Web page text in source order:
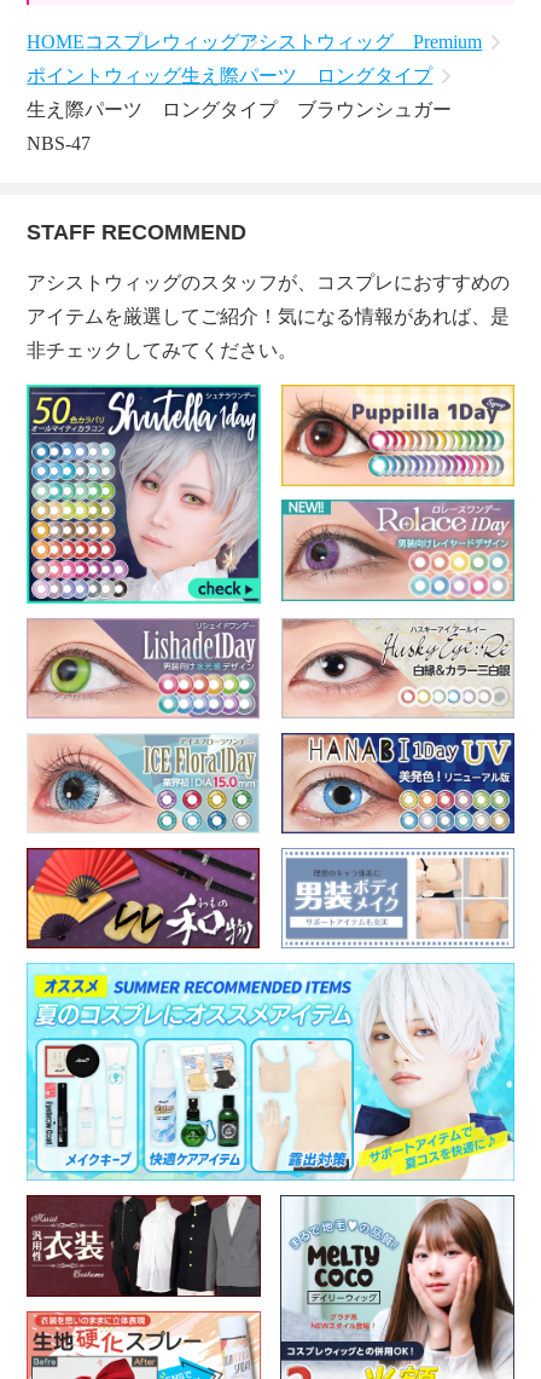
HOMEコスプレウィッグアシストウィッグ Premium
ポイントウィッグ生え際パーツ ロングタイプ
生え際パーツ ロングタイプ ブラウンシュガー
NBS-47
STAFF RECOMMEND
アシストウィッグのスタッフが、コスプレにおすすめの
アイテムを厳選してご紹介！気になる情報があれば、是
非チェックしてみてください。